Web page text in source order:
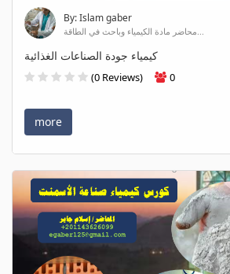
By: Islam gaber
محاضر مادة الكيمياء وباحث في الطاقة...
كيمياء جودة الصناعات الغذائية
(0 Reviews) 0
more